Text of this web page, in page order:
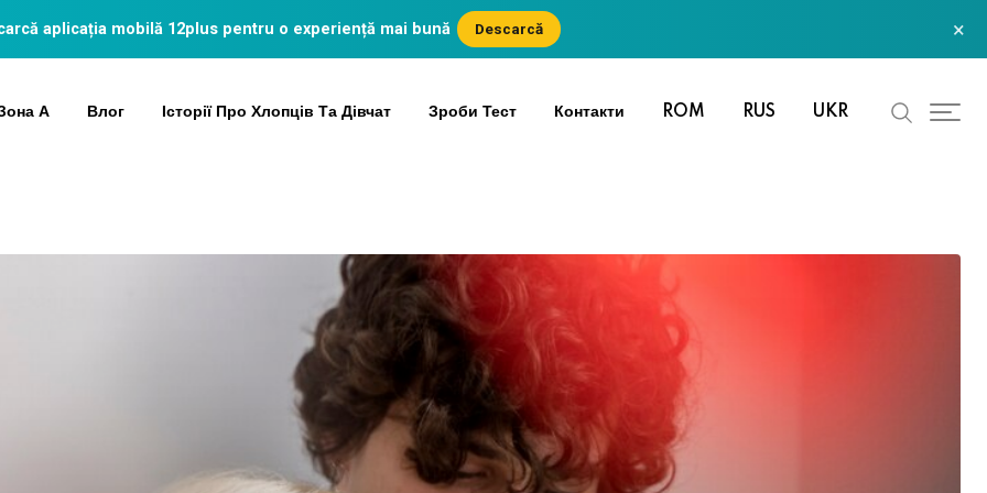
aplicația mobilă 12pluspentru o experiență mai bună Descarcă ×
А Влог Історії Про Хлопців Та Дівчат Зроби Тест Контакти ROM RUS UKR